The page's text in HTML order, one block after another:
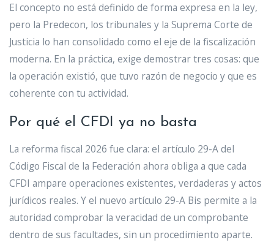
El concepto no está definido de forma expresa en la ley,
pero la Predecon, los tribunales y la Suprema Corte de
Justicia lo han consolidado como el eje de la fiscalización
moderna. En la práctica, exige demostrar tres cosas: que
la operación existió, que tuvo razón de negocio y que es
coherente con tu actividad.
Por qué el CFDI ya no basta
La reforma fiscal 2026 fue clara: el artículo 29-A del
Código Fiscal de la Federación ahora obliga a que cada
CFDI ampare operaciones existentes, verdaderas y actos
jurídicos reales. Y el nuevo artículo 29-A Bis permite a la
autoridad comprobar la veracidad de un comprobante
dentro de sus facultades, sin un procedimiento aparte.